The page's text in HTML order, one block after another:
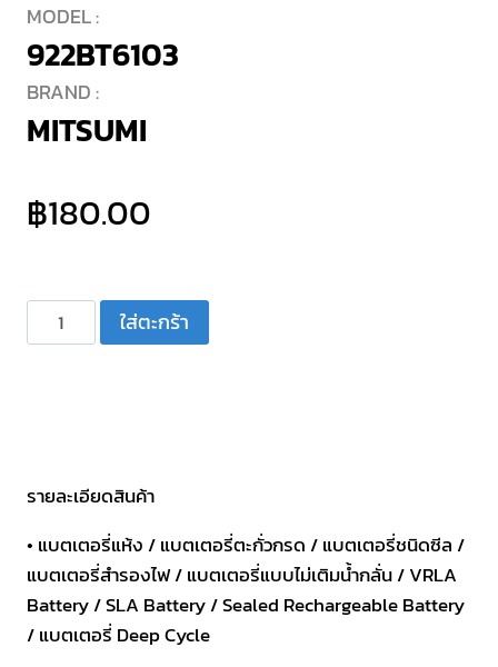
MODEL :
922BT6103
BRAND :
MITSUMI
฿180.00
จำนวน
แบตเตอรี่
POWER
1.3
ชิ้น
ใส่ตะกร้า
รายละเอียดสินค้า
• แบตเตอรี่แห้ง / แบตเตอรี่ตะกั่วกรด / แบตเตอรี่ชนิดซีล /
แบตเตอรี่สำรองไฟ / แบตเตอรี่แบบไม่เติมน้ำกลั่น / VRLA
Battery / SLA Battery / Sealed Rechargeable Battery
/ แบตเตอรี่ Deep Cycle